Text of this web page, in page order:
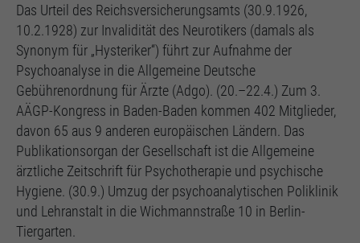
Das Urteil des Reichsversicherungsamts (30.9.1926,
10.2.1928) zur Invalidität des Neurotikers (damals als
Synonym für „Hysteriker“) führt zur Aufnahme der
Psychoanalyse in die Allgemeine Deutsche
Gebührenordnung für Ärzte (Adgo). (20.–22.4.) Zum 3.
AÄGP-Kongress in Baden-Baden kommen 402 Mitglieder,
davon 65 aus 9 anderen europäischen Ländern. Das
Publikationsorgan der Gesellschaft ist die Allgemeine
ärztliche Zeitschrift für Psychotherapie und psychische
Hygiene. (30.9.) Umzug der psychoanalytischen Poliklinik
und Lehranstalt in die Wichmannstraße 10 in Berlin-
Tiergarten.